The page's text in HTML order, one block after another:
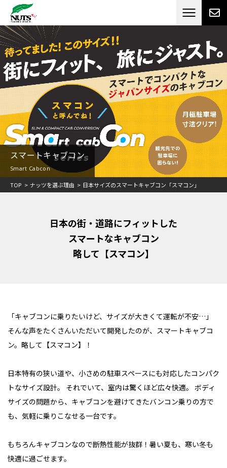
日本最大級のキャンピングカーメーカー
RV[テレビCM放送]
スマートキャブコン
Smart Cabcon
TOP ナッツを選ぶ理由 日本サイズのスマートキャブコン「スマコン」
日本の街・道路にフィットした
スマートなキャブコン
略して【スマコン】
「キャブコンに乗りたいけど、サイズが大きくて運転が不安…」
そんな声をたくさんいただいて開発したのが、スマートキャブコ
ン。 略して【スマコン】！
日本特有の狭い道や、小さめの駐車スペースにも対応したコンパク
トなサイズ設計。
それでいて、室内は驚くほど広々快適。 ボディ
サイズの問題から、キャブコンを避けてきたバンコン乗りの方で
も、 気軽に乗りこなせる一台です。
もちろんキャブコンなので断熱性能が抜群！ 暑い夏も、寒い冬も
快適に過ごせます。